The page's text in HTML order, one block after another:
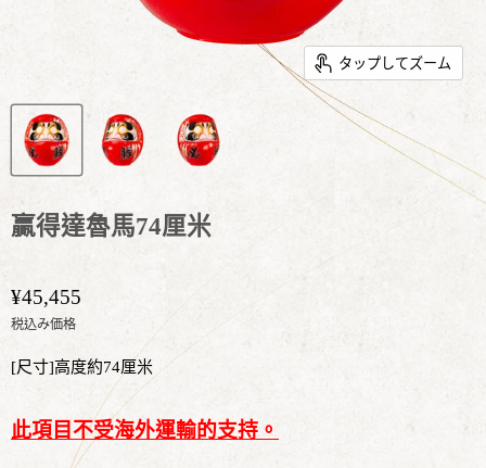
タップしてズーム
贏得達魯馬74厘米
¥45,455
税込み価格
[尺寸]高度約74厘米
此項目不受海外運輸的支持。